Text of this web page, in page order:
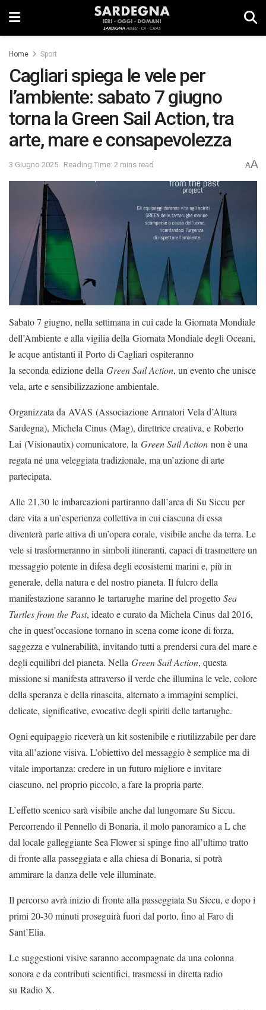
Home Sport
Cagliari spiega le vele per
l’ambiente: sabato 7 giugno
torna la Green Sail Action, tra
arte, mare e consapevolezza
3 Giugno 2025 Reading Time: 2 mins read AA
Sabato 7 giugno, nella settimana in cui cade la Giornata Mondiale
dell’Ambiente e alla vigilia della Giornata Mondiale degli Oceani,
le acque antistanti il Porto di Cagliari ospiteranno
la seconda edizione della Green Sail Action, un evento che unisce
vela, arte e sensibilizzazione ambientale.
Organizzata da AVAS (Associazione Armatori Vela d’Altura
Sardegna), Michela Cinus (Mag), direttrice creativa, e Roberto
Lai (Visionautix) comunicatore, la Green Sail Action non è una
regata né una veleggiata tradizionale, ma un’azione di arte
partecipata.
Alle 21,30 le imbarcazioni partiranno dall’area di Su Siccu per
dare vita a un’esperienza collettiva in cui ciascuna di essa
diventerà parte attiva di un’opera corale, visibile anche da terra. Le
vele si trasformeranno in simboli itineranti, capaci di trasmettere un
messaggio potente in difesa degli ecosistemi marini e, più in
generale, della natura e del nostro pianeta. Il fulcro della
manifestazione saranno le tartarughe marine del progetto Sea
Turtles from the Past, ideato e curato da Michela Cinus dal 2016,
che in quest’occasione tornano in scena come icone di forza,
saggezza e vulnerabilità, invitando tutti a prendersi cura del mare e
degli equilibri del pianeta. Nella Green Sail Action, questa
missione si manifesta attraverso il verde che illumina le vele, colore
della speranza e della rinascita, alternato a immagini semplici,
delicate, significative, evocative degli spiriti delle tartarughe.
Ogni equipaggio riceverà un kit sostenibile e riutilizzabile per dare
vita all’azione visiva. L’obiettivo del messaggio è semplice ma di
vitale importanza: credere in un futuro migliore e invitare
ciascuno, nel proprio piccolo, a fare la propria parte.
L’effetto scenico sarà visibile anche dal lungomare Su Siccu.
Percorrendo il Pennello di Bonaria, il molo panoramico a L che
dal locale galleggiante Sea Flower si spinge fino all’ultimo tratto
di fronte alla passeggiata e alla chiesa di Bonaria, si potrà
ammirare la danza delle vele illuminate.
Il percorso avrà inizio di fronte alla passeggiata Su Siccu, e dopo i
primi 20-30 minuti proseguirà fuori dal porto, fino al Faro di
Sant’Elia.
Le suggestioni visive saranno accompagnate da una colonna
sonora e da contributi scientifici, trasmessi in diretta radio
su Radio X.